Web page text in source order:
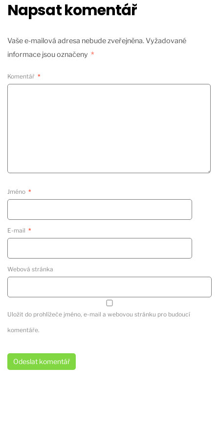
Napsat komentář
Vaše e-mailová adresa nebude zveřejněna.Vyžadované
informace jsou označeny *
Komentář *
Jméno *
E-mail *
Webová stránka
Uložit do prohlížeče jméno, e-mail a webovou stránku pro budoucí
komentáře.